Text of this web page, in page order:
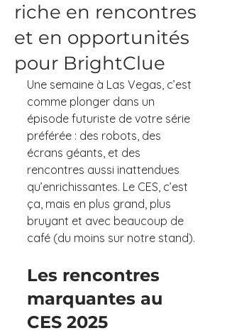
riche en rencontres
et en opportunités
pour BrightClue
Une semaine à Las Vegas, c’est
comme plonger dans un
épisode futuriste de votre série
préférée : des robots, des
écrans géants, et des
rencontres aussi inattendues
qu’enrichissantes. Le CES, c’est
ça, mais en plus grand, plus
bruyant et avec beaucoup de
café (du moins sur notre stand).
Les rencontres
marquantes au
CES 2025